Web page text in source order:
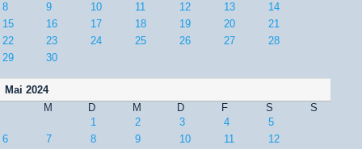
8
9 10 11 12 13
14
15
16 17 18 19 20
21
22
23 24 25 26 27
28
29
30
Mai 2024
M
D M D F S
S
1
2 3 4
5
6
7 8 9 10 11
12